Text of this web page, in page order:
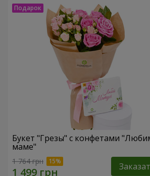
Букет "Грезы" с конфетами
маме"
1 764 грн